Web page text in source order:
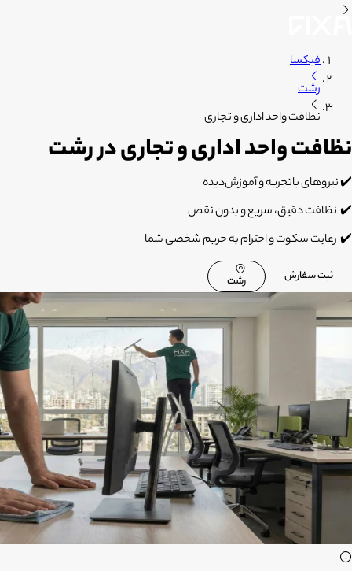
فیکسا
رشت
نظافت واحد اداری و تجاری
نظافت واحد اداری و تجاری در رشت
✔️نیروهای باتجربه و آموزش‌دیده
✔️ نظافت دقیق، سریع و بدون نقص
✔️ رعایت سکوت و احترام به حریم شخصی شما
ثبت سفارش رشت